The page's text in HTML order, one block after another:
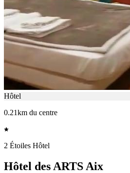
Hôtel
0.21km du centre
2 Étoiles Hôtel
Hôtel des ARTS Aix